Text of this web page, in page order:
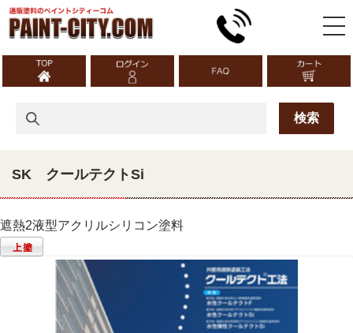
SK クールテクトSi
遮熱2液型アクリルシリコン塗料